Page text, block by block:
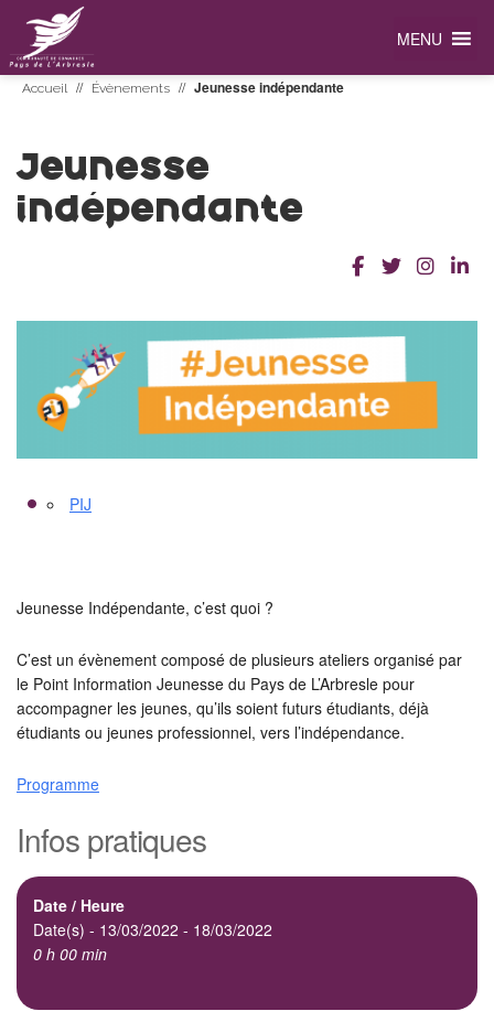
MENU
Accueil // Évènements // Jeunesse indépendante
Jeunesse
indépendante
PIJ
Jeunesse Indépendante, c’est quoi ?
C’est un évènement composé de plusieurs ateliers organisé par
le Point Information Jeunesse du Pays de L’Arbresle pour
accompagner les jeunes, qu’ils soient futurs étudiants, déjà
étudiants ou jeunes professionnel, vers l’indépendance.
Programme
Infos pratiques
Date / Heure
Date(s) - 13/03/2022 - 18/03/2022
0 h 00 min